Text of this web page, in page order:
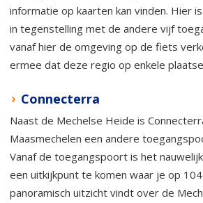
informatie op kaarten kan vinden. Hier
in tegenstelling met de andere vijf
vanaf hier de omgeving op de fiets
ermee dat deze regio op enkele
Connecterra
Naast de Mechelse Heide is
Maasmechelen een andere
Vanaf de toegangspoort is het
een uitkijkpunt te komen waar je op
panoramisch uitzicht vindt over de